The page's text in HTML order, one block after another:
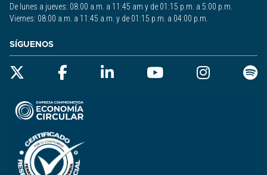
De lunes a jueves: 08:00 a.m. a 11:45 am y de 01:15 p.m. a 5:00 p.m.
Viernes: 08:00 a.m. a 11:45 a.m. y de 01:15 p.m. a 04:00 p.m.
SÍGUENOS